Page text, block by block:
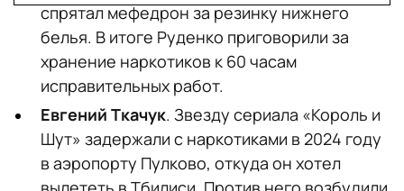
спрятал мефедрон за резинку нижнего
белья. В итоге Руденко приговорили за
хранение наркотиков к 60 часам
исправительных работ.
Евгений Ткачук. Звезду сериала «Король и
Шут» задержали с наркотиками в 2024 году
в аэропорту Пулково, откуда он хотел